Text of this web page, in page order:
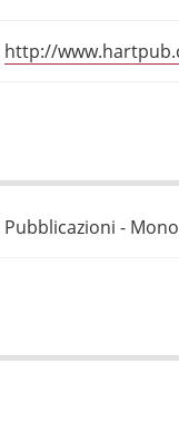
http://
Pubblicazioni -